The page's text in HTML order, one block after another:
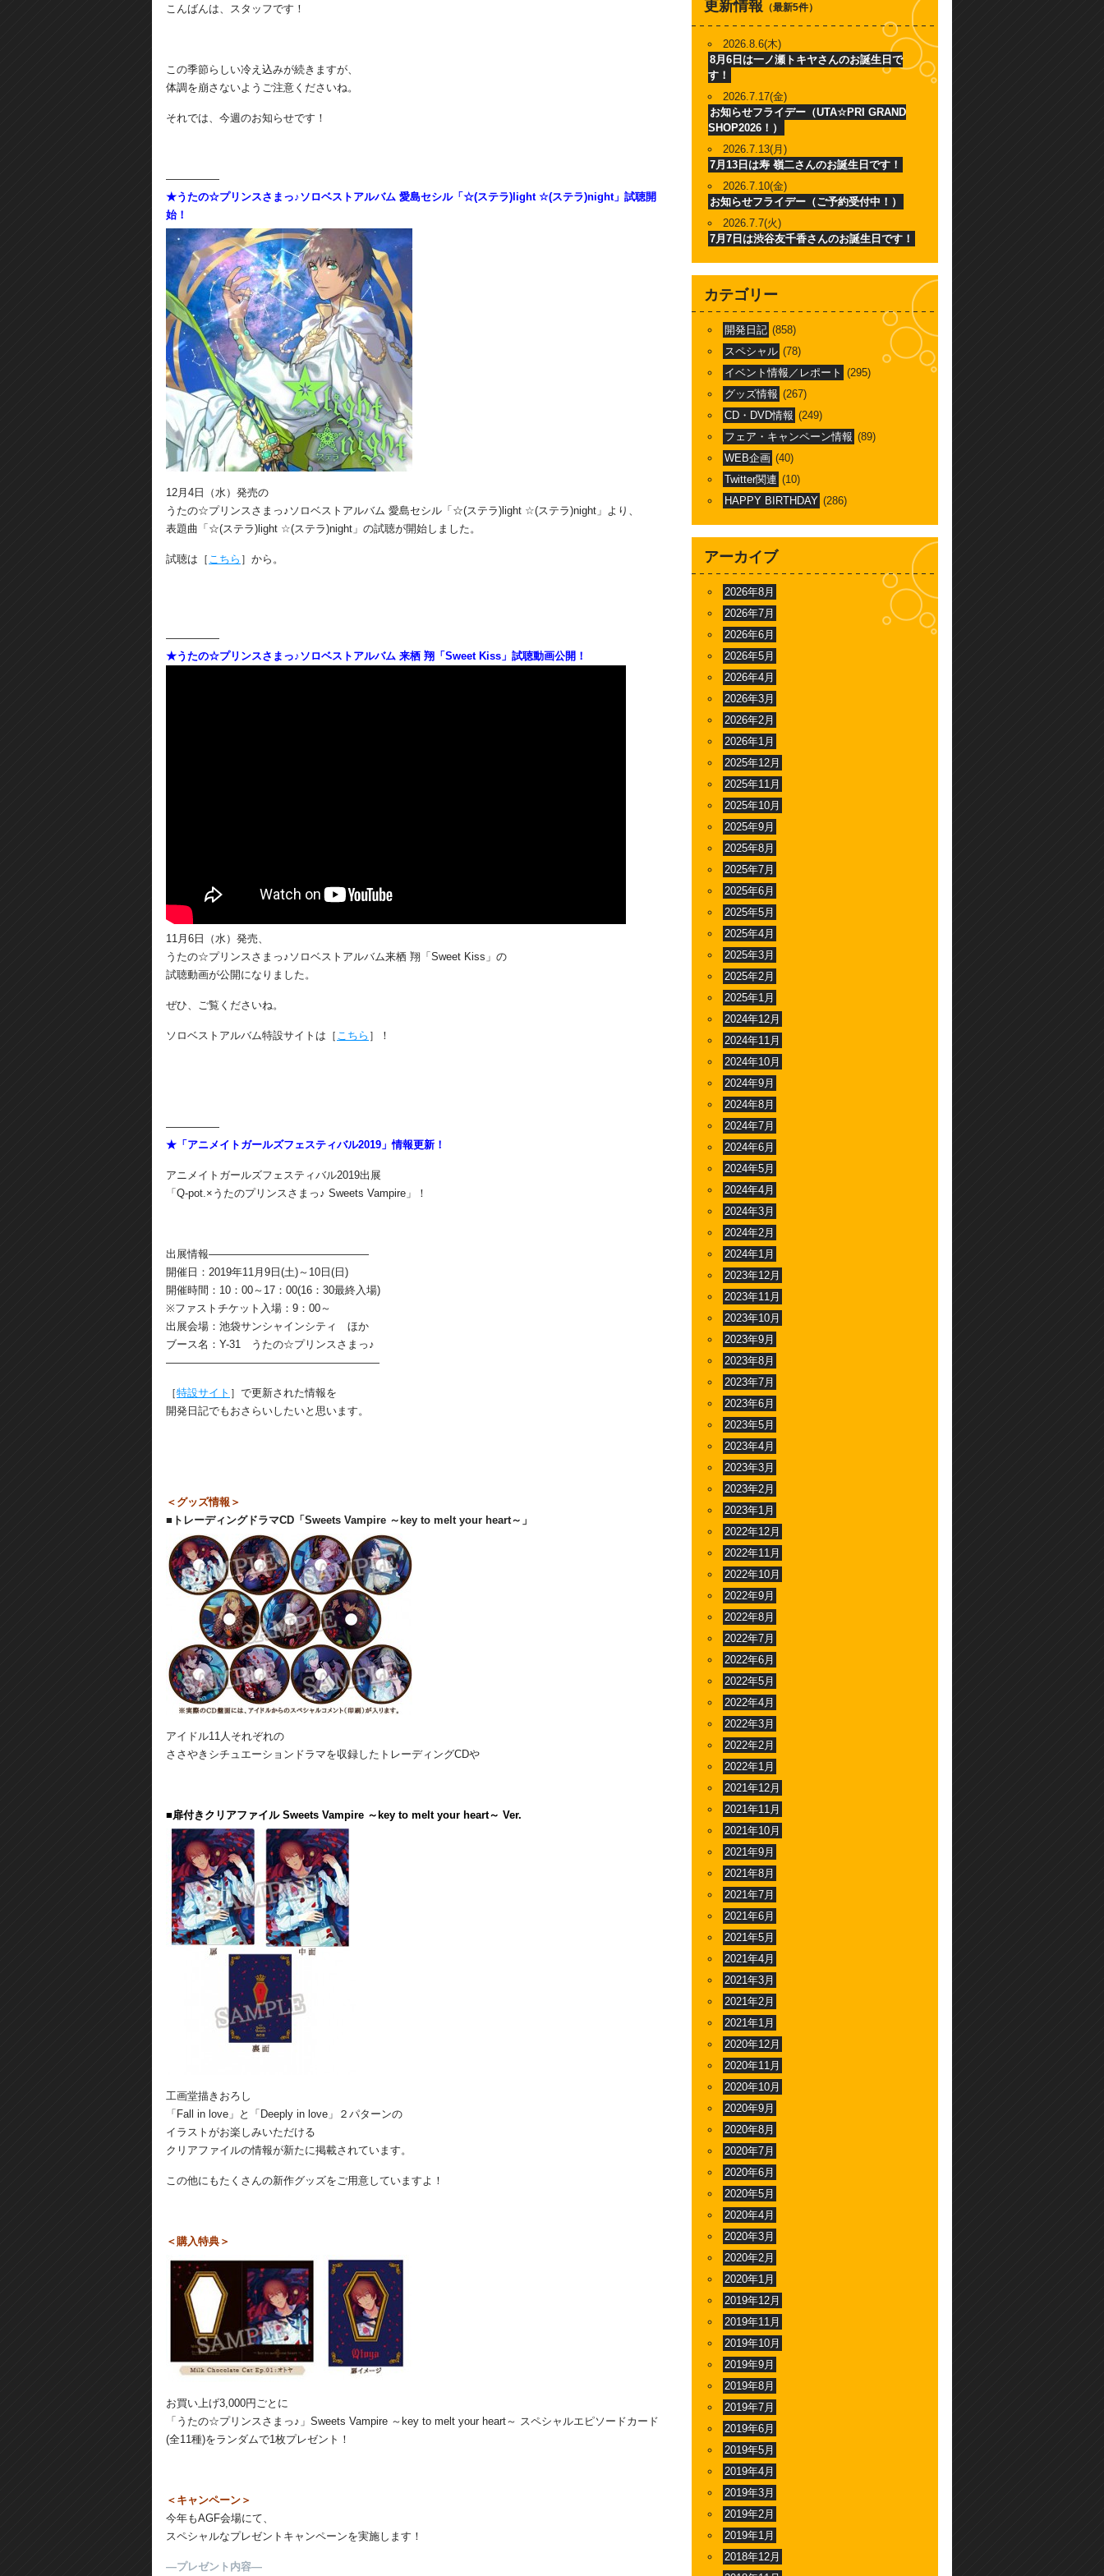
こんばんは、スタッフです！
この季節らしい冷え込みが続きますが、
体調を崩さないようご注意くださいね。
それでは、今週のお知らせです！
―――――
★うたの☆プリンスさまっ♪ソロベストアルバム 愛島セシル「☆(ステラ)light ☆(ステラ)night」試聴開
始！
12月4日（水）発売の
うたの☆プリンスさまっ♪ソロベストアルバム 愛島セシル「☆(ステラ)light ☆(ステラ)night」より、
表題曲「☆(ステラ)light ☆(ステラ)night」の試聴が開始しました。
試聴は［ こちら ］から。
―――――
★うたの☆プリンスさまっ♪ソロベストアルバム 来栖 翔「Sweet Kiss」試聴動画公開！
11月6日（水）発売、
うたの☆プリンスさまっ♪ソロベストアルバム来栖 翔「Sweet Kiss」の
試聴動画が公開になりました。
ぜひ、ご覧くださいね。
ソロベストアルバム特設サイトは［ こちら ］！
―――――
★「アニメイトガールズフェスティバル2019」情報更新！
アニメイトガールズフェスティバル2019出展
「Q-pot.×うたのプリンスさまっ♪ Sweets Vampire」！
出展情報―――――――――――――――
開催日：2019年11月9日(土)～10日(日)
開催時間：10：00～17：00(16：30最終入場)
※ファストチケット入場：9：00～
出展会場：池袋サンシャインシティ ほか
ブース名：Y-31 うたの☆プリンスさまっ♪
――――――――――――――――――――
［特設サイト ］で更新された情報を
開発日記でもおさらいしたいと思います。
＜グッズ情報＞
■トレーディングドラマCD「Sweets Vampire ～key to melt your heart～」
アイドル11人それぞれの
ささやきシチュエーションドラマを収録したトレーディングCDや
■扉付きクリアファイル Sweets Vampire ～key to melt your heart～ Ver.
工画堂描きおろし
「Fall in love」と「Deeply in love」２パターンの
イラストがお楽しみいただける
クリアファイルの情報が新たに掲載されています。
この他にもたくさんの新作グッズをご用意していますよ！
＜購入特典＞
お買い上げ3,000円ごとに
「うたの☆プリンスさまっ♪」Sweets Vampire ～key to melt your heart～ スペシャルエピソードカード
(全11種)をランダムで1枚プレゼント！
＜キャンペーン＞
今年もAGF会場にて、
スペシャルなプレゼントキャンペーンを実施します！
―プレゼント内容―
更新情報 （最新5件）
2026.8.6(木)
8月6日は一ノ瀬トキヤさんのお誕生日で
す！
2026.7.17(金)
お知らせフライデー（UTA☆PRI GRAND
SHOP2026！）
2026.7.13(月)
7月13日は寿 嶺二さんのお誕生日です！
2026.7.10(金)
お知らせフライデー（ご予約受付中！）
2026.7.7(火)
7月7日は渋谷友千香さんのお誕生日です！
カテゴリー
開発日記 (858)
スペシャル (78)
イベント情報／レポート (295)
グッズ情報 (267)
CD・DVD情報 (249)
フェア・キャンペーン情報 (89)
WEB企画 (40)
Twitter関連 (10)
HAPPY BIRTHDAY (286)
アーカイブ
2026年8月
2026年7月
2026年6月
2026年5月
2026年4月
2026年3月
2026年2月
2026年1月
2025年12月
2025年11月
2025年10月
2025年9月
2025年8月
2025年7月
2025年6月
2025年5月
2025年4月
2025年3月
2025年2月
2025年1月
2024年12月
2024年11月
2024年10月
2024年9月
2024年8月
2024年7月
2024年6月
2024年5月
2024年4月
2024年3月
2024年2月
2024年1月
2023年12月
2023年11月
2023年10月
2023年9月
2023年8月
2023年7月
2023年6月
2023年5月
2023年4月
2023年3月
2023年2月
2023年1月
2022年12月
2022年11月
2022年10月
2022年9月
2022年8月
2022年7月
2022年6月
2022年5月
2022年4月
2022年3月
2022年2月
2022年1月
2021年12月
2021年11月
2021年10月
2021年9月
2021年8月
2021年7月
2021年6月
2021年5月
2021年4月
2021年3月
2021年2月
2021年1月
2020年12月
2020年11月
2020年10月
2020年9月
2020年8月
2020年7月
2020年6月
2020年5月
2020年4月
2020年3月
2020年2月
2020年1月
2019年12月
2019年11月
2019年10月
2019年9月
2019年8月
2019年7月
2019年6月
2019年5月
2019年4月
2019年3月
2019年2月
2019年1月
2018年12月